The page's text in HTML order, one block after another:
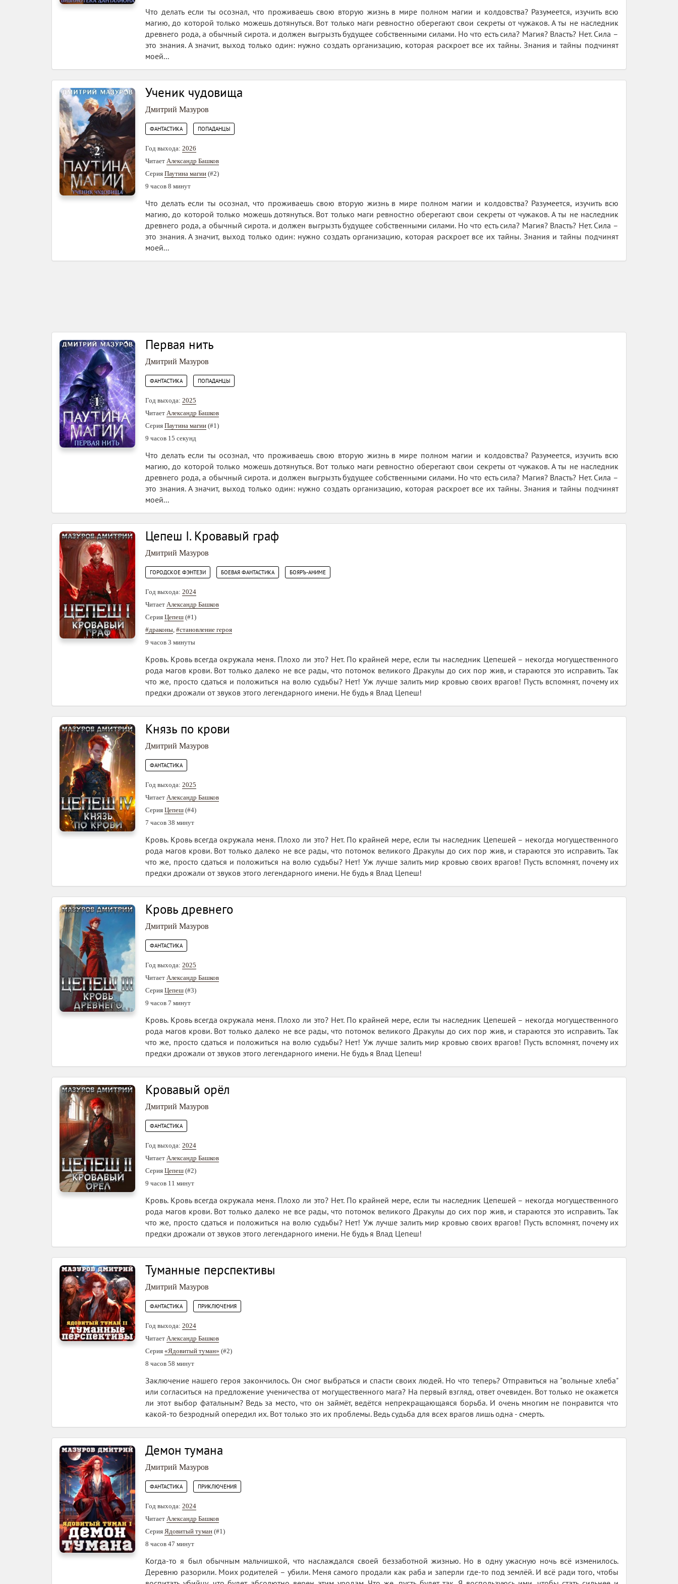
Что делать если ты осознал, что проживаешь свою вторую жизнь в мире полном магии и колдовства? Разумеется, изучить всю
магию, до которой только можешь дотянуться. Вот только маги ревностно оберегают свои секреты от чужаков. А ты не наследник
древнего рода, а обычный сирота. и должен выгрызть будущее собственными силами. Но что есть сила? Магия? Власть? Нет. Сила –
это знания. А значит, выход только один: нужно создать организацию, которая раскроет все их тайны. Знания и тайны подчинят
моей...
Ученик чудовища
Дмитрий Мазуров
ФАНТАСТИКА ПОПАДАНЦЫ
Год выхода: 2026
Читает Александр Башков
Серия Паутина магии (#2)
9 часов 8 минут
Что делать если ты осознал, что проживаешь свою вторую жизнь в мире полном магии и колдовства? Разумеется, изучить всю
магию, до которой только можешь дотянуться. Вот только маги ревностно оберегают свои секреты от чужаков. А ты не наследник
древнего рода, а обычный сирота. и должен выгрызть будущее собственными силами. Но что есть сила? Магия? Власть? Нет. Сила –
это знания. А значит, выход только один: нужно создать организацию, которая раскроет все их тайны. Знания и тайны подчинят
моей...
Первая нить
Дмитрий Мазуров
ФАНТАСТИКА ПОПАДАНЦЫ
Год выхода: 2025
Читает Александр Башков
Серия Паутина магии (#1)
9 часов 15 секунд
Что делать если ты осознал, что проживаешь свою вторую жизнь в мире полном магии и колдовства? Разумеется, изучить всю
магию, до которой только можешь дотянуться. Вот только маги ревностно оберегают свои секреты от чужаков. А ты не наследник
древнего рода, а обычный сирота. и должен выгрызть будущее собственными силами. Но что есть сила? Магия? Власть? Нет. Сила –
это знания. А значит, выход только один: нужно создать организацию, которая раскроет все их тайны. Знания и тайны подчинят
моей...
Цепеш I. Кровавый граф
Дмитрий Мазуров
ГОРОДСКОЕ ФЭНТЕЗИ БОЕВАЯ ФАНТАСТИКА БОЯРЪ-АНИМЕ
Год выхода: 2024
Читает Александр Башков
Серия Цепеш (#1)
#драконы, #становление героя
9 часов 3 минуты
Кровь. Кровь всегда окружала меня. Плохо ли это? Нет. По крайней мере, если ты наследник Цепешей – некогда могущественного
рода магов крови. Вот только далеко не все рады, что потомок великого Дракулы до сих пор жив, и стараются это исправить. Так
что же, просто сдаться и положиться на волю судьбы? Нет! Уж лучше залить мир кровью своих врагов! Пусть вспомнят, почему их
предки дрожали от звуков этого легендарного имени. Не будь я Влад Цепеш!
Князь по крови
Дмитрий Мазуров
ФАНТАСТИКА
Год выхода: 2025
Читает Александр Башков
Серия Цепеш (#4)
7 часов 38 минут
Кровь. Кровь всегда окружала меня. Плохо ли это? Нет. По крайней мере, если ты наследник Цепешей – некогда могущественного
рода магов крови. Вот только далеко не все рады, что потомок великого Дракулы до сих пор жив, и стараются это исправить. Так
что же, просто сдаться и положиться на волю судьбы? Нет! Уж лучше залить мир кровью своих врагов! Пусть вспомнят, почему их
предки дрожали от звуков этого легендарного имени. Не будь я Влад Цепеш!
Кровь древнего
Дмитрий Мазуров
ФАНТАСТИКА
Год выхода: 2025
Читает Александр Башков
Серия Цепеш (#3)
9 часов 7 минут
Кровь. Кровь всегда окружала меня. Плохо ли это? Нет. По крайней мере, если ты наследник Цепешей – некогда могущественного
рода магов крови. Вот только далеко не все рады, что потомок великого Дракулы до сих пор жив, и стараются это исправить. Так
что же, просто сдаться и положиться на волю судьбы? Нет! Уж лучше залить мир кровью своих врагов! Пусть вспомнят, почему их
предки дрожали от звуков этого легендарного имени. Не будь я Влад Цепеш!
Кровавый орёл
Дмитрий Мазуров
ФАНТАСТИКА
Год выхода: 2024
Читает Александр Башков
Серия Цепеш (#2)
9 часов 11 минут
Кровь. Кровь всегда окружала меня. Плохо ли это? Нет. По крайней мере, если ты наследник Цепешей – некогда могущественного
рода магов крови. Вот только далеко не все рады, что потомок великого Дракулы до сих пор жив, и стараются это исправить. Так
что же, просто сдаться и положиться на волю судьбы? Нет! Уж лучше залить мир кровью своих врагов! Пусть вспомнят, почему их
предки дрожали от звуков этого легендарного имени. Не будь я Влад Цепеш!
Туманные перспективы
Дмитрий Мазуров
ФАНТАСТИКА ПРИКЛЮЧЕНИЯ
Год выхода: 2024
Читает Александр Башков
Серия «Ядовитый туман» (#2)
8 часов 58 минут
Заключение нашего героя закончилось. Он смог выбраться и спасти своих людей. Но что теперь? Отправиться на "вольные хлеба"
или согласиться на предложение ученичества от могущественного мага? На первый взгляд, ответ очевиден. Вот только не окажется
ли этот выбор фатальным? Ведь за место, что он займёт, ведётся непрекращающаяся борьба. И очень многим не понравится что
какой-то безродный опередил их. Вот только это их проблемы. Ведь судьба для всех врагов лишь одна - смерть.
Демон тумана
Дмитрий Мазуров
ФАНТАСТИКА ПРИКЛЮЧЕНИЯ
Год выхода: 2024
Читает Александр Башков
Серия Ядовитый туман (#1)
8 часов 47 минут
Когда-то я был обычным мальчишкой, что наслаждался своей беззаботной жизнью. Но в одну ужасную ночь всё изменилось.
Деревню разорили. Моих родителей – убили. Меня самого продали как раба и заперли где-то под землёй. И всё ради того, чтобы